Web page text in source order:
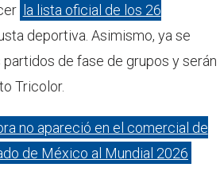
la lista oficial de los 26
deportiva. Asimismo, ya se
de fase de grupos y serán
Tricolor.
no apareció en el comercial de
de México al Mundial 2026